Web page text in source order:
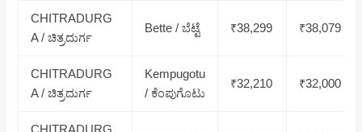
CHITRADURG
A / ಚಿತ್ರದುರ್ಗ
Bette / ಬೆಟ್ಟೆ ₹38,299 ₹38,079
CHITRADURG
A / ಚಿತ್ರದುರ್ಗ
Kempugotu
/ ಕೆಂಪುಗೊಟು
₹32,210 ₹32,000
CHITRADURG